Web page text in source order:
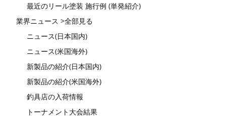
最近のリール塗装 施行例 (単発紹介)
業界ニュース >全部見る
ニュース(日本国内)
ニュース(米国海外)
新製品の紹介(日本国内)
新製品の紹介(米国海外)
釣具店の入荷情報
トーナメント大会結果